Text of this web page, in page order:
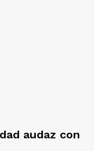
audaz con